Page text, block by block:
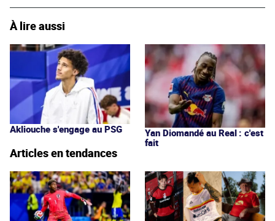
À lire aussi
Akliouche s'engage au PSG
Yan Diomandé au Real : c'est
fait
Articles en tendances